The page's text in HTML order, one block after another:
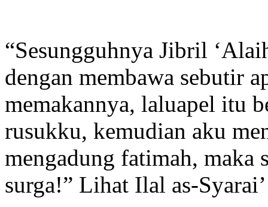
“Sesungguhnya Jibril
dengan membawa sebutir
memakannya, laluapel itu
rusukku, kemudian aku
mengadung fatimah, maka
surga!” Lihat Ilal as-